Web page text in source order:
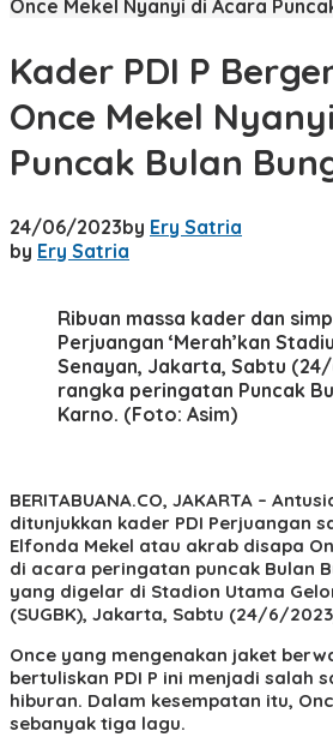
Once Mekel Nyanyi di Acara
Kader PDI P
Once Mekel
Puncak Bulan
24/06/2023by Ery Satria
by Ery Satria
Ribuan massa kader dan
Perjuangan ‘Merah’kan
Senayan, Jakarta, Sabtu
rangka peringatan Puncak
Karno. (Foto: Asim)
BERITABUANA.CO, JAKARTA –
ditunjukkan kader PDI Perjuangan
Elfonda Mekel atau akrab disapa
di acara peringatan puncak Bulan
yang digelar di Stadion Utama
(SUGBK), Jakarta, Sabtu (24/6/
Once yang mengenakan jaket
bertuliskan PDI P ini menjadi salah
hiburan. Dalam kesempatan itu,
sebanyak tiga lagu.